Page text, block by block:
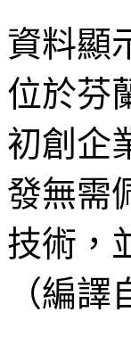
資料顯
位於芬
初創企
發無需
技術，
（編譯